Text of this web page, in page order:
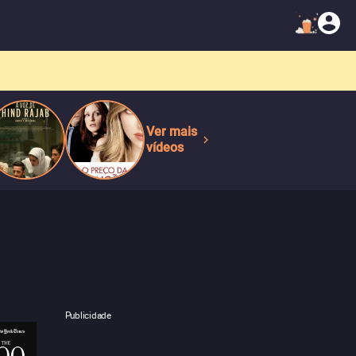
Ver mais
vídeos
Publicidade